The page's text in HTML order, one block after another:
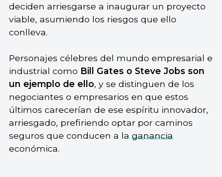
deciden arriesgarse a inaugurar un proyecto
viable, asumiendo los riesgos que ello
conlleva.
Personajes célebres del mundo empresarial e
industrial como Bill Gates o Steve Jobs son
un ejemplo de ello, y se distinguen de los
negociantes o empresarios en que estos
últimos carecerían de ese espíritu innovador,
arriesgado, prefiriendo optar por caminos
seguros que conducen a laganancia
económica.